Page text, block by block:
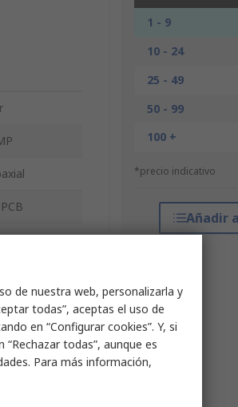
1 - 9
10 - 24
25 - 49
50 - 99
100 +
*precio indicativo
Añadir
de nuestra web, personalizarla y
todas”, aceptas el uso de
en “Configurar cookies”. Y, si
todas”, aunque es
Para más información,